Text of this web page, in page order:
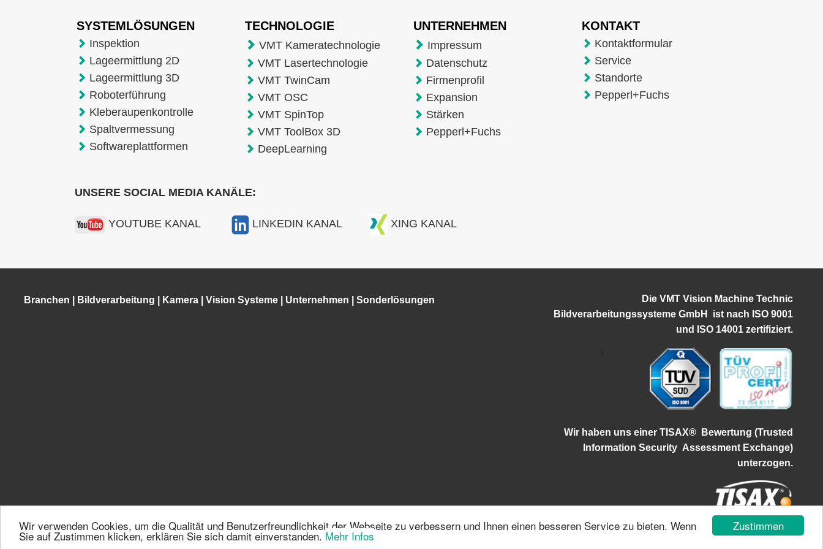
Zustimmen
Wir verwenden Cookies, um die Qualität und Benutzerfreundlichkeit der Webseite zu verbessern und Ihnen einen besseren Service zu bieten. Wenn
Sie auf Zustimmen klicken, erklären Sie sich damit einverstanden. Mehr Infos
SYSTEMLÖSUNGEN
Inspektion
Lageermittlung 2D
Lageermittlung 3D
Roboterführung
Kleberaupenkontrolle
Spaltvermessung
Softwareplattformen
TECHNOLOGIE
VMT Kameratechnologie
VMT Lasertechnologie
VMT TwinCam
VMT OSC
VMT SpinTop
VMT ToolBox 3D
DeepLearning
UNTERNEHMEN
Impressum
Datenschutz
Firmenprofil
Expansion
Stärken
Pepperl+Fuchs
KONTAKT
Kontaktformular
Service
Standorte
Pepperl+Fuchs
UNSERE SOCIAL MEDIA KANÄLE:
YOUTUBE KANAL LINKEDIN KANAL XING KANAL
Branchen Bildverarbeitung Kamera| Vision Systeme| Unternehmen Sonderlösungen
Die VMT Vision Machine Technic
Bildverarbeitungssysteme GmbH ist nach ISO 9001
und ISO 14001 zertifiziert.
Wir haben uns einer TISAX®
Bewertung (Trusted
Information Security Assessment Exchange)
unterzogen.
©2026 VMT Bildverarbeitungssysteme GmbH | Mallaustraße 50-56 | 68219 Mannheim | info@vmt-systems.com | Tel.:+49 621-84250-0 Impressum Datenschutz|